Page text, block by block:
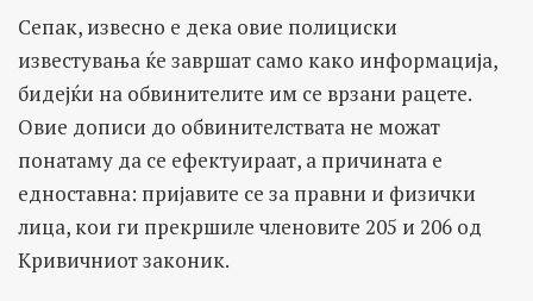
Сепак, извесно е дека овие полициски
известувања ќе завршат само како информација,
бидејќи на обвинителите им се врзани рацете.
Овие дописи до обвинителствата не можат
понатаму да се ефектуираат, а причината е
едноставна: пријавите се за правни и физички
лица, кои ги прекршиле членовите 205 и 206 од
Кривичниот законик.